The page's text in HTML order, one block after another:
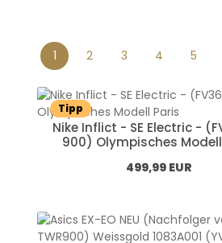
Oldal
1 Oldal
2 Oldal
3 Oldal
4 Oldal
5
Tipp
Nike Inflict - SE Electric -
900) Olympisches
Normál ár:
499,99 EUR